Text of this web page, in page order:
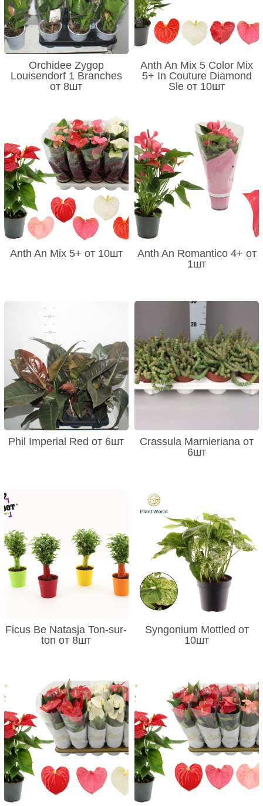
Orchidee Zygop
Louisendorf 1 Branches
от 8шт
Anth An Mix 5 Color Mix
5+ In Couture Diamond
Sle от 10шт
Anth An Mix 5+ от 10шт
Anth An Romantico 4+ от
1шт
Phil Imperial Red от 6шт
Crassula Marnieriana от
6шт
Ficus Be Natasja Ton-sur-
ton от 8шт
Syngonium Mottled от
10шт